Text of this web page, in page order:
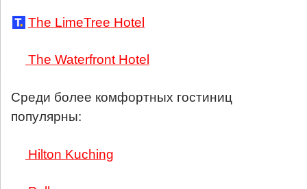
The LimeTree Hotel
The Waterfront Hotel
Среди более комфортных гостиниц
популярны:
Hilton Kuching